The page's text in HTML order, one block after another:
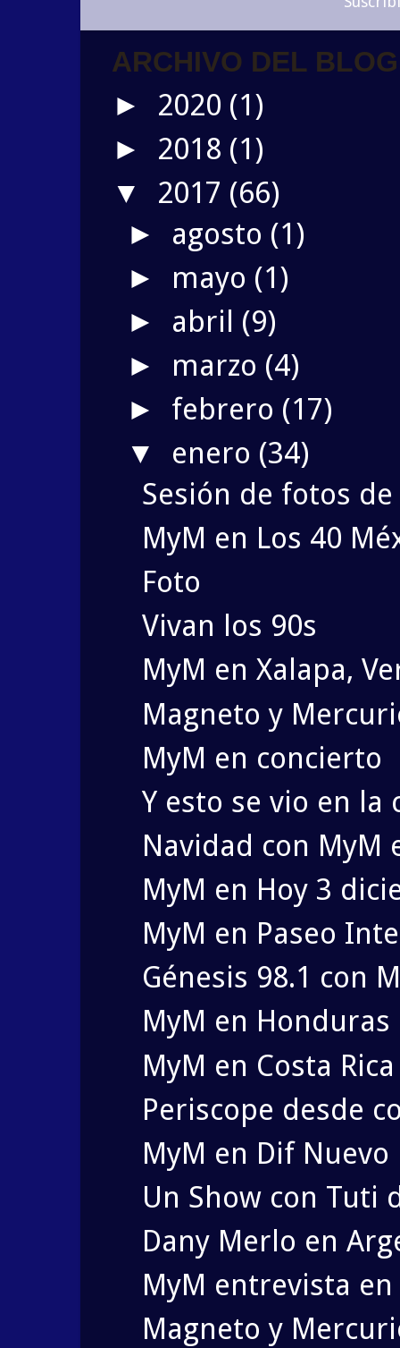
ARCHIVO DEL BLOG
► 2020 (1)
► 2018 (1)
▼ 2017 (66)
► agosto (1)
► mayo (1)
► abril (9)
► marzo (4)
► febrero (17)
▼ enero (34)
Sesión de fotos
MyM en Los 40
Foto
Vivan los 90s
MyM en Xalapa,
Magneto y
MyM en concierto
Y esto se vio en la
Navidad con MyM
MyM en Hoy 3
MyM en Paseo
Génesis 98.1 con
MyM en
MyM en Costa
Periscope desde
MyM en Dif Nuevo
Un Show con Tuti
Dany Merlo en
MyM entrevista en
Magneto y